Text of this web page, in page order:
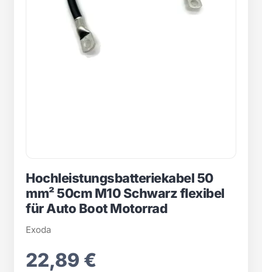
Hochleistungsbatteriekabel 50
mm² 50cm M10 Schwarz flexibel
für Auto Boot Motorrad
Exoda
22,89 €